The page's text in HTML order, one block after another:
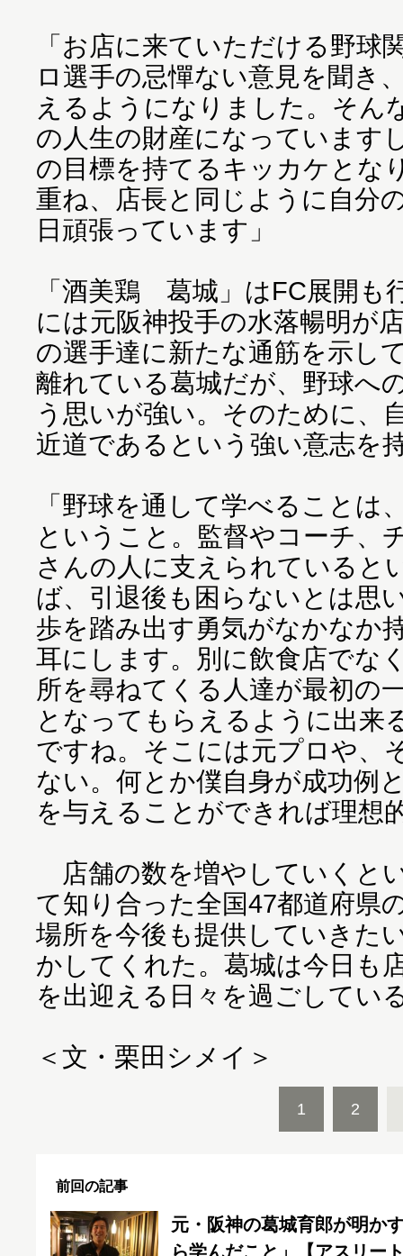
「お店に来ていただける野球
ロ選手の忌憚ない意見を聞き
えるようになりました。そん
の人生の財産になっています
の目標を持てるキッカケとな
重ね、店長と同じように自分
日頑張っています」
「酒美鶏 葛城」はFC展開も
には元阪神投手の水落暢明が
の選手達に新たな通筋を示し
離れている葛城だが、野球へ
う思いが強い。そのために、
近道であるという強い意志を
「野球を通して学べることは
ということ。監督やコーチ、
さんの人に支えられていると
ば、引退後も困らないとは思
歩を踏み出す勇気がなかなか
耳にします。別に飲食店でな
所を尋ねてくる人達が最初の
となってもらえるように出来
ですね。そこには元プロや、
ない。何とか僕自身が成功例
を与えることができれば理想
店舗の数を増やしていくと
て知り合った全国47都道府県
場所を今後も提供していきた
かしてくれた。葛城は今日も
を出迎える日々を過ごしてい
＜文・栗田シメイ＞
1 2
前回の記事
元・阪神の葛城育郎が明か
ら学んだこと」【アスリー